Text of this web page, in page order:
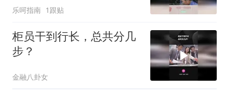
乐呵指南 1跟贴
柜员干到行长，总共分几
步？
金融八卦女